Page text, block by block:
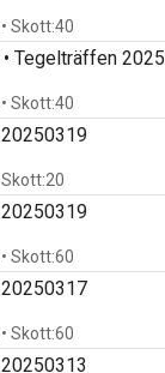
Skott:40
Tegelträffen 2025
Skott:40
20250319
Skott:20
20250319
Skott:60
20250317
Skott:60
20250313